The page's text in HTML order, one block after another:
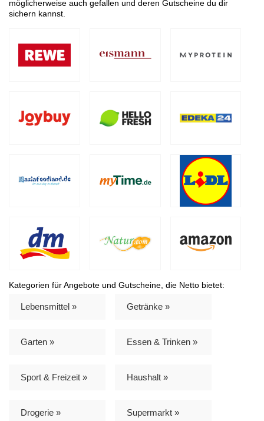
möglicherweise auch gefallen und deren Gutscheine du dir
sichern kannst.
Kategorien für Angebote und Gutscheine, die Netto bietet:
Lebensmittel » Getränke »
Garten » Essen & Trinken »
Sport & Freizeit » Haushalt »
Drogerie » Supermarkt »